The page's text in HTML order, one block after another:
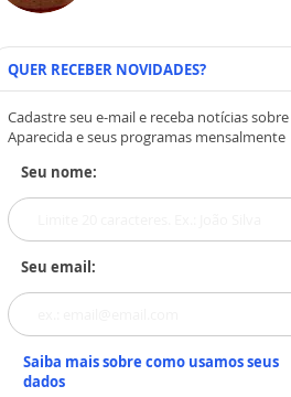
QUER RECEBER NOVIDADES?
Cadastre seu e-mail e receba notícias sobre
Aparecida e seus programas mensalmente
Seu nome:
Seu email:
Saiba mais sobre como usamos seus
dados